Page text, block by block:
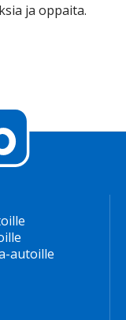
ja oppaita.
autoille